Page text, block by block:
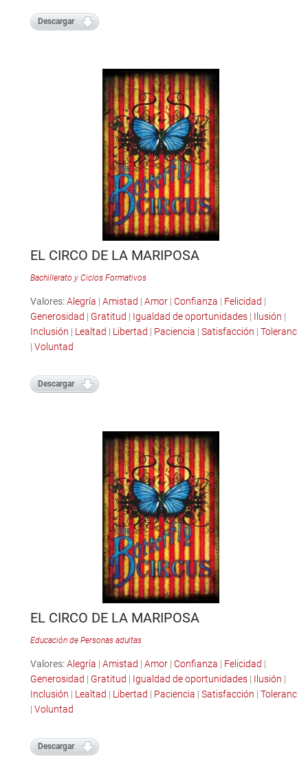
Descargar
EL CIRCO DE LA MARIPOSA
Bachillerato y Ciclos Formativos
Valores:Alegría | Amistad | Amor| Confianza | Felicidad |
Generosidad | Gratitud | Igualdad de oportunidades| Ilusión |
Inclusión | Lealtad | Libertad | Paciencia | Satisfacción | Tolerancia
| Voluntad
Descargar
EL CIRCO DE LA MARIPOSA
Educación de Personas adultas
Valores:Alegría | Amistad | Amor| Confianza | Felicidad |
Generosidad | Gratitud | Igualdad de oportunidades| Ilusión |
Inclusión | Lealtad | Libertad | Paciencia | Satisfacción | Tolerancia
| Voluntad
Descargar